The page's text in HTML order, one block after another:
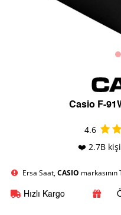
Casio F-
4.6
❤️ 2.7B
Ersa Saat,CASIO markasının
Hızlı Kargo